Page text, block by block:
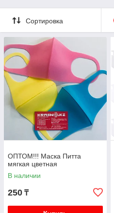
Сортировка
ОПТОМ!!! Маска Питта
мягкая цветная
В наличии
250 ₸